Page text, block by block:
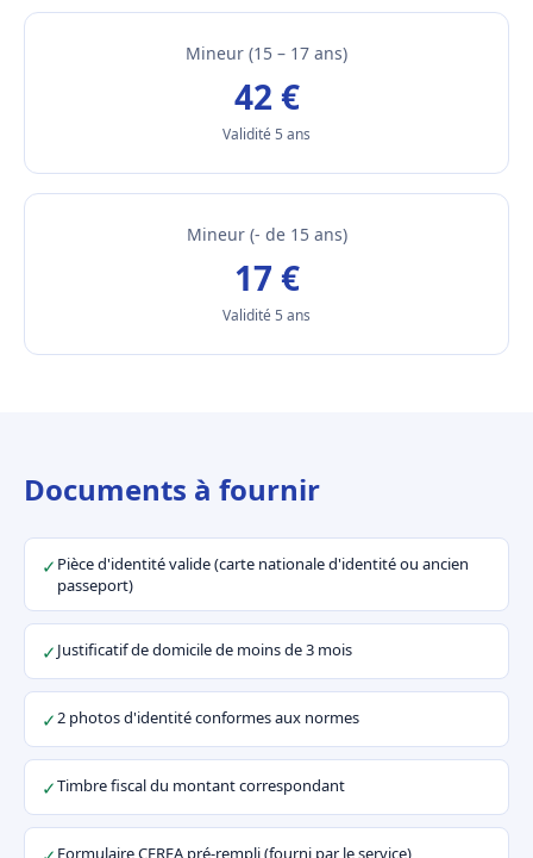
Mineur (15 – 17 ans)
42 €
Validité 5 ans
Mineur (- de 15 ans)
17 €
Validité 5 ans
Documents à fournir
✓ Pièce d'identité valide (carte nationale d'identité ou ancien
passeport)
✓Justificatif de domicile de moins de 3 mois
✓2 photos d'identité conformes aux normes
✓Timbre fiscal du montant correspondant
Formulaire CERFA pré-rempli (fourni par le service)